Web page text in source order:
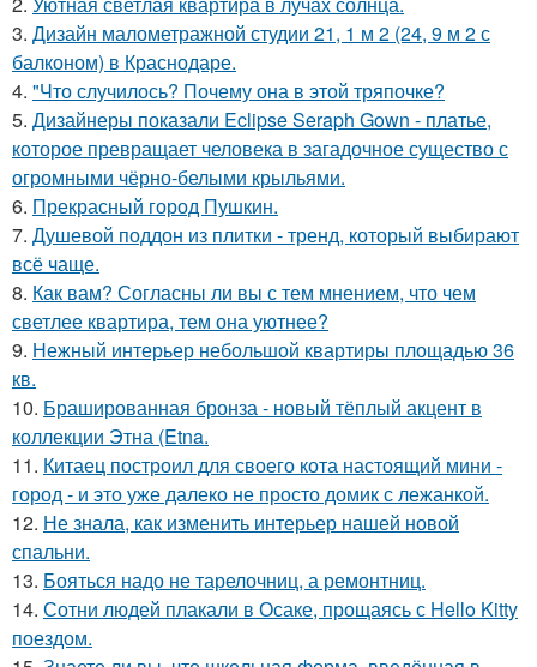
3. Дизайн малометражной студии 21, 1 м 2 (24, 9 м 2 с
балконом) в Краснодаре.
4. "Что случилось? Почему она в этой тряпочке?
5. Дизайнеры показали Eclipse Seraph Gown - платье,
которое превращает человека в загадочное существо с
огромными чёрно-белыми крыльями.
6. Прекрасный город Пушкин.
7. Душевой поддон из плитки - тренд, который выбирают
всё чаще.
8. Как вам? Согласны ли вы с тем мнением, что чем
светлее квартира, тем она уютнее?
9. Нежный интерьер небольшой квартиры площадью 36
кв.
10. Брашированная бронза - новый тёплый акцент в
коллекции Этна (Etna.
11. Китаец построил для своего кота настоящий мини -
город - и это уже далеко не просто домик с лежанкой.
12. Не знала, как изменить интерьер нашей новой
спальни.
13. Бояться надо не тарелочниц, а ремонтниц.
14. Сотни людей плакали в Осаке, прощаясь с Hello Kitty
поездом.